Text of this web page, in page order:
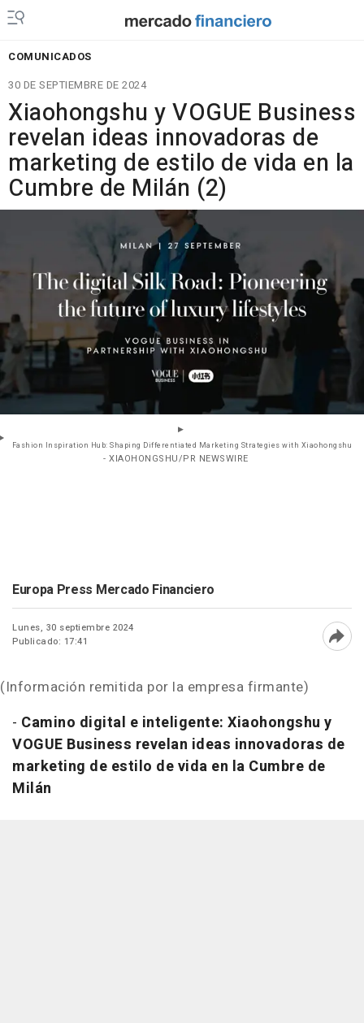
COMUNICADOS
30 DE SEPTIEMBRE DE 2024
Xiaohongshu y VOGUE Business
revelan ideas innovadoras de
marketing de estilo de vida en la
Cumbre de Milán (2)
Fashion Inspiration Hub: Shaping Differentiated Marketing Strategies with Xiaohongshu
- XIAOHONGSHU/PR NEWSWIRE
Europa Press Mercado Financiero
Lunes, 30 septiembre 2024
Publicado: 17:41
(Información remitida por la empresa firmante)
- Camino digital e inteligente: Xiaohongshu y
VOGUE Business revelan ideas innovadoras de
marketing de estilo de vida en la Cumbre de
Milán